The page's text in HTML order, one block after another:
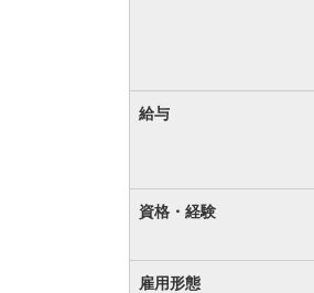
給与
資格・経験
雇用形態